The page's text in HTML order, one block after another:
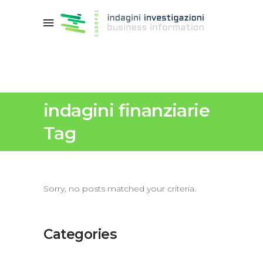
indagini finanziarie
Tag
Sorry, no posts matched your criteria.
Categories